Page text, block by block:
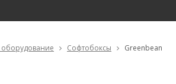
Софтобоксы Greenbean